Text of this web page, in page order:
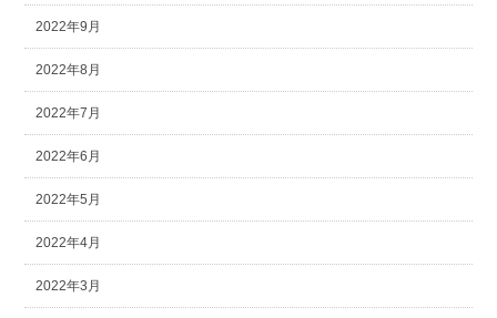
2022年9月
2022年8月
2022年7月
2022年6月
2022年5月
2022年4月
2022年3月